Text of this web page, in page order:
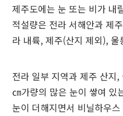
제주도에는 눈 또는 비가 내
적설량은 전라 서해안과 제
라 내륙, 제주(산지 제외),
전라 일부 지역과 제주 산지
㎝가량의 많은 눈이 쌓여 있
눈이 더해지면서 비닐하우